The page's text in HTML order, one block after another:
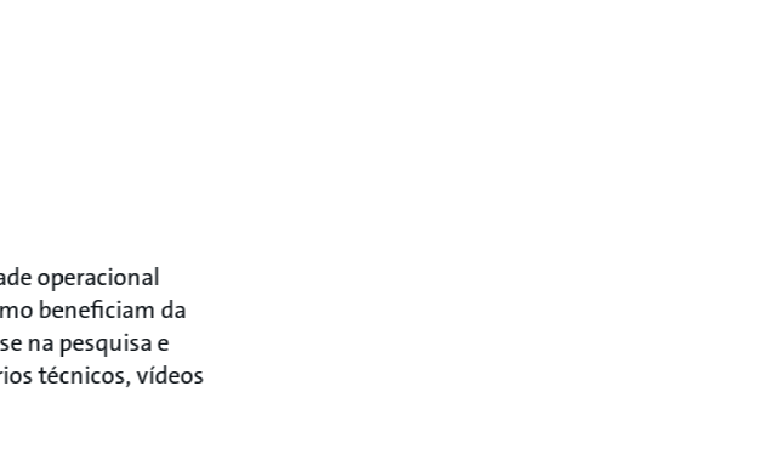
operacional
beneficiam da
na pesquisa e
técnicos, vídeos